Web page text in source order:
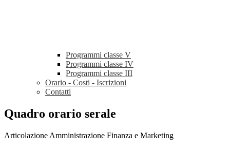
Programmi classe V
Programmi classe IV
Programmi classe III
Orario - Costi - Iscrizioni
Contatti
Quadro orario serale
Articolazione Amministrazione Finanza e Marketing